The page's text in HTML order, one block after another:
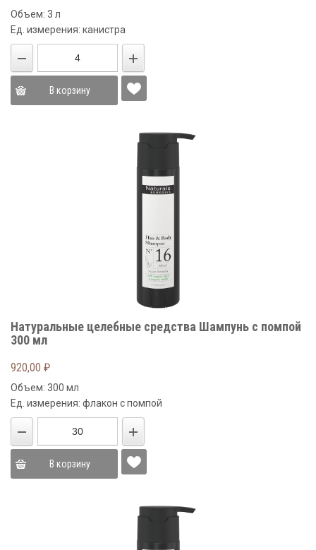
Объем: 3 л
Ед. измерения: канистра
В корзину
Натуральные целебные средства Шампунь с помпой
300 мл
920,00 ₽
Объем: 300 мл
Ед. измерения: флакон с помпой
В корзину